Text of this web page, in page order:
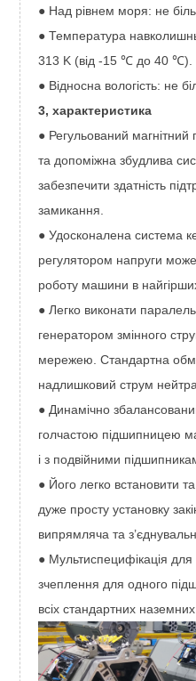
● Над рівнем моря: не
● Температура
313 K (від -15 ℃ до 40 ℃).
● Відносна вологість: не
3, характеристика
● Регульований магнітний
та допоміжна збудлива
забезпечити здатність
замикання.
● Удосконалена система
регулятором напруги
роботу машини в
● Легко виконати
генератором змінного
мережею. Стандартна
надлишковий струм
● Динамічно
голчастою підшипницею
і з подвійними
● Його легко встановити
дуже просту установку
випрямляча та
● Мультиспецифікація
зчеплення для одного
всіх стандартних наземних